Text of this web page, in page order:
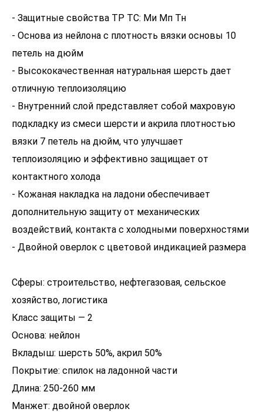
- Защитные свойства ТР ТС: Ми Мп Тн
- Основа из нейлона с плотность вязки основы 10
петель на дюйм
- Высококачественная натуральная шерсть дает
отличную теплоизоляцию
- Внутренний слой представляет собой махровую
подкладку из смеси шерсти и акрила плотностью
вязки 7 петель на дюйм, что улучшает
теплоизоляцию и эффективно защищает от
контактного холода
- Кожаная накладка на ладони обеспечивает
дополнительную защиту от механических
воздействий, контакта с холодными поверхностями
- Двойной оверлок с цветовой индикацией размера
Сферы: строительство, нефтегазовая, сельское
хозяйство, логистика
Класс защиты — 2
Основа: нейлон
Вкладыш: шерсть 50%, акрил 50%
Покрытие: спилок на ладонной части
Длина: 250-260 мм
Манжет: двойной оверлок